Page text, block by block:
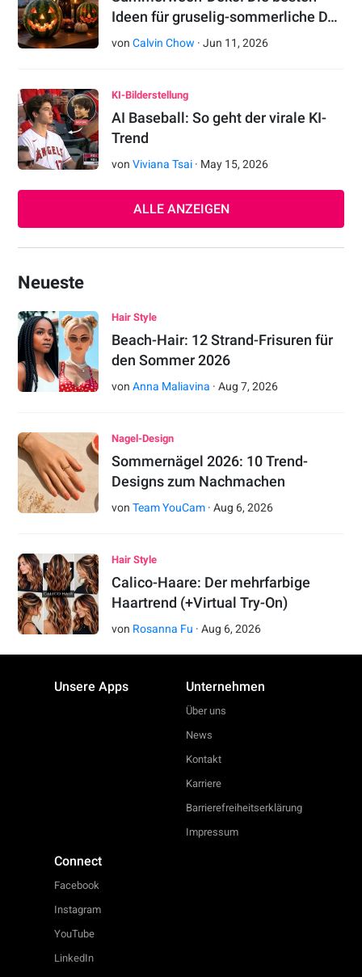
Ideen für gruselig-sommerliche D…
vonCalvin Chow ·Jun 11,2026
KI-Bilderstellung
AI Baseball: So geht der virale KI-
Trend
vonViviana Tsai · May 15,2026
ALLE ANZEIGEN
Neueste
Hair Style
Beach-Hair: 12 Strand-Frisuren für
den Sommer 2026
vonAnna Maliavina ·Aug 7,2026
Nagel-Design
Sommernägel 2026: 10 Trend-
Designs zum Nachmachen
vonTeam YouCam ·Aug 6,2026
Hair Style
Calico-Haare: Der mehrfarbige
Haartrend (+Virtual Try-On)
von Rosanna Fu ·Aug 6,2026
Unsere Apps Unternehmen
Über uns
News
Kontakt
Karriere
Barrierefreiheitserklärung
Impressum
Connect
Facebook
Instagram
YouTube
LinkedIn